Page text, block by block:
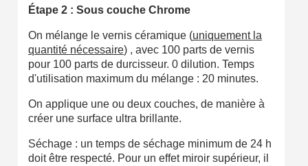
Étape 2 : Sous couche Chrome
On mélange le vernis céramique (uniquement la
quantité nécessaire) , avec 100 parts de vernis
pour 100 parts de durcisseur. 0 dilution. Temps
d'utilisation maximum du mélange : 20 minutes.
On applique une ou deux couches, de manière à
créer une surface ultra brillante.
Séchage : un temps de séchage minimum de 24 h
doit être respecté. Pour un effet miroir supérieur, il